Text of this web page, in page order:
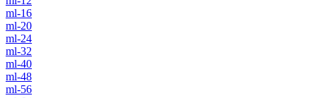
ml-16
ml-20
ml-24
ml-32
ml-40
ml-48
ml-56